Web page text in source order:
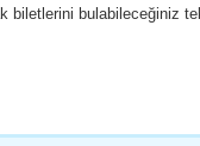
biletlerini bulabileceğiniz